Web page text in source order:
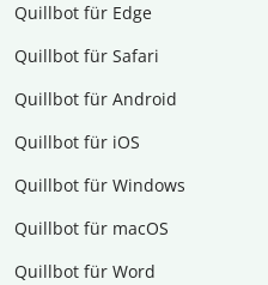
Quillbot für Edge
Quillbot für Safari
Quillbot für Android
Quillbot für iOS
Quillbot für Windows
Quillbot für macOS
Quillbot für Word